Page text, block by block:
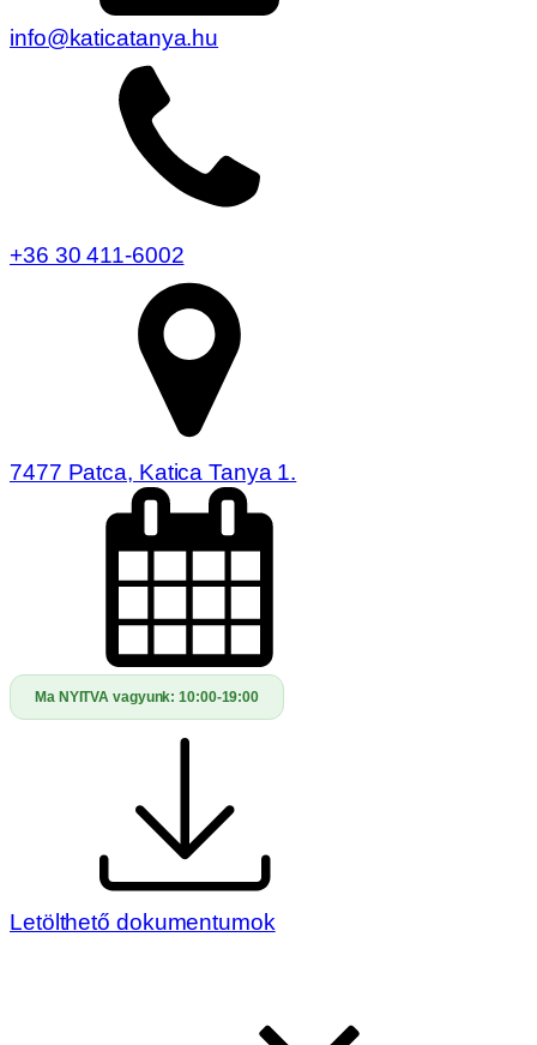
info@katicatanya.hu
+36 30 411-6002
7477 Patca, Katica Tanya 1.
Ma NYITVA vagyunk:10:00-19:00
Letölthető dokumentumok